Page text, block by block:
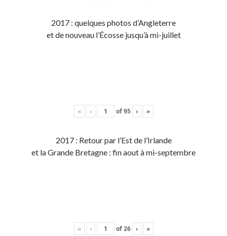
2017 : quelques photos d’Angleterre
et de nouveau l’Écosse jusqu’à mi-juillet
« ‹ of95 › »
2017 : Retour par l’Est de l’Irlande
et la Grande Bretagne : fin aout à mi-septembre
« ‹ of26 › »